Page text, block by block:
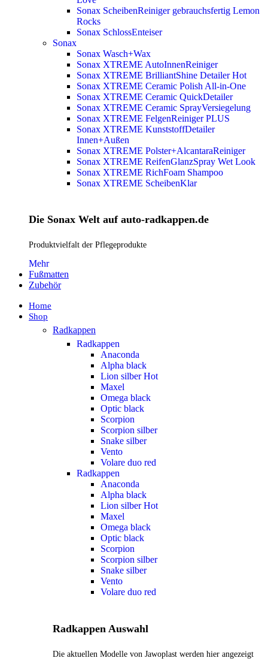
Sonax ScheibenReiniger gebrauchsfertig Lemon
Rocks
Sonax SchlossEnteiser
Sonax
Sonax Wasch+Wax
Sonax XTREME AutoInnenReiniger
Sonax XTREME BrilliantShine DetailerHot
Sonax XTREME Ceramic Polish All-in-One
Sonax XTREME Ceramic QuickDetailer
Sonax XTREME Ceramic SprayVersiegelung
Sonax XTREME FelgenReiniger PLUS
Sonax XTREME KunststoffDetailer
Innen+Außen
Sonax XTREME Polster+AlcantaraReiniger
Sonax XTREME ReifenGlanzSpray Wet Look
Sonax XTREME RichFoam Shampoo
Sonax XTREME ScheibenKlar
Die Sonax Welt auf auto-radkappen.de
Produktvielfalt der Pflegeprodukte
Mehr
Fußmatten
Zubehör
Home
Shop
Radkappen
Radkappen
Anaconda
Alpha black
Lion silberHot
Maxel
Omega black
Optic black
Scorpion
Scorpion silber
Snake silber
Vento
Volare duo red
Radkappen
Anaconda
Alpha black
Lion silberHot
Maxel
Omega black
Optic black
Scorpion
Scorpion silber
Snake silber
Vento
Volare duo red
Radkappen Auswahl
Die aktuellen Modelle von Jawoplast werden hier angezeigt